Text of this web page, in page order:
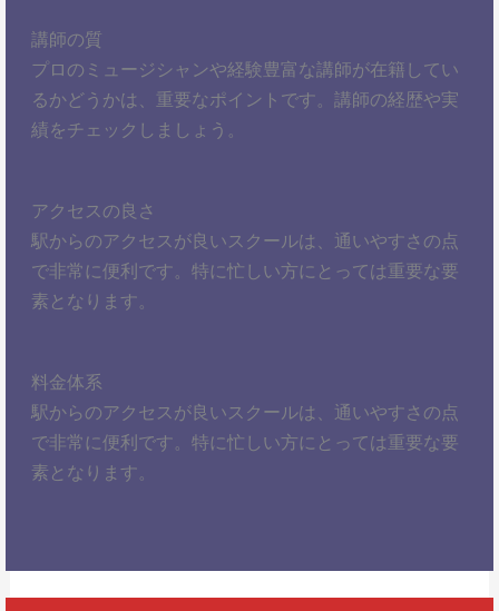
講師の質
プロのミュージシャンや経験豊富な講師が在籍してい
るかどうかは、重要なポイントです。講師の経歴や実
績をチェックしましょう。
アクセスの良さ
駅からのアクセスが良いスクールは、通いやすさの点
で非常に便利です。特に忙しい方にとっては重要な要
素となります。
料金体系
駅からのアクセスが良いスクールは、通いやすさの点
で非常に便利です。特に忙しい方にとっては重要な要
素となります。